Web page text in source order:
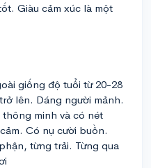
Giàu cảm xúc là một
giống độ tuổi từ 20-28
lên. Dáng người mảnh.
minh và có nét
Có nụ cười buồn.
từng trải. Từng qua